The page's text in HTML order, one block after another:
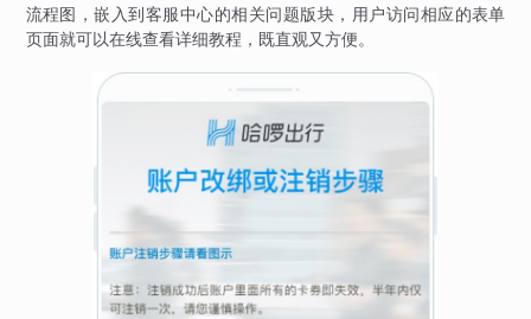
流程图，嵌入到客服中心的相关问题版块，用户访问相应的表单
页面就可以在线查看详细教程，既直观又方便。